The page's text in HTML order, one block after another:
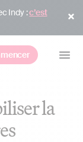
Indy :c’est
la